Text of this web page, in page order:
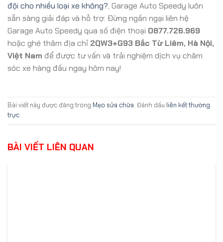
đội cho nhiều loại xe không?, Garage Auto Speedy luôn
sẵn sàng giải đáp và hỗ trợ. Đừng ngần ngại liên hệ
Garage Auto Speedy qua số điện thoại 0877.726.969
hoặc ghé thăm địa chỉ 2QW3+G93 Bắc Từ Liêm, Hà Nội,
Việt Nam để được tư vấn và trải nghiệm dịch vụ chăm
sóc xe hàng đầu ngay hôm nay!
Bài viết này được đăng trong Mẹo sửa chữa. Đánh dấu liên kết thường
trực.
BÀI VIẾT LIÊN QUAN